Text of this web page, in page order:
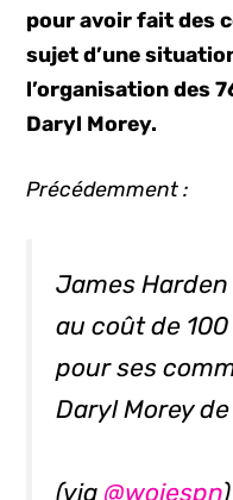
pour avoir fait des
sujet d’une
l’organisation des
Daryl Morey.
Précédemment :
James
au coût de
pour ses
Daryl Morey
(via @wojespn)